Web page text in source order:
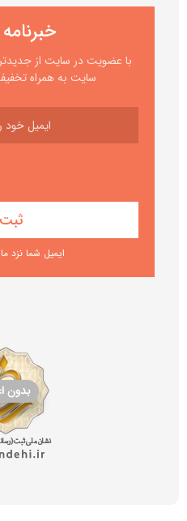
با عضویت در سایت از
سایت به همراه
ایمیل شما نزد